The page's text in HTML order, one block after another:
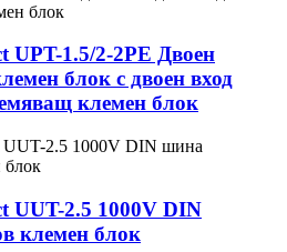
UPT-1.5/2-2PE Двоен
блок с двоен вход
клемен блок
UUT-2.5 1000V DIN
клемен блок